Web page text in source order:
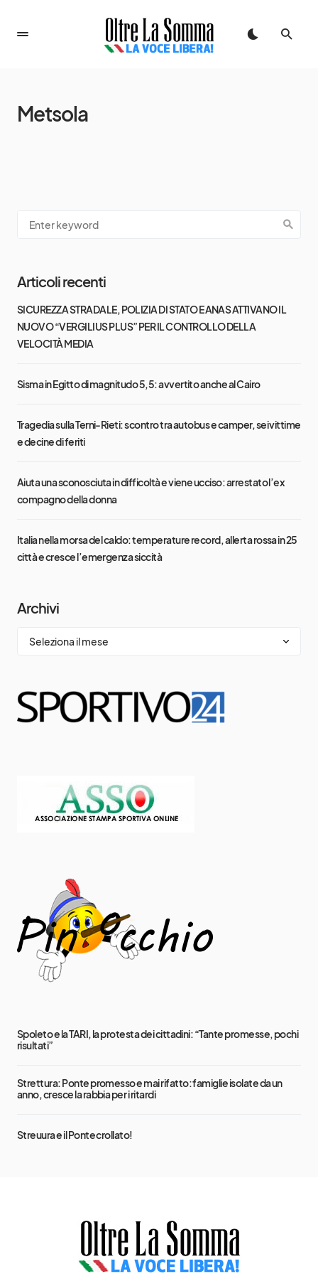
Metsola
Articoli recenti
SICUREZZA STRADALE, POLIZIA DI STATO E ANAS ATTIVANO IL
NUOVO “VERGILIUS PLUS” PER IL CONTROLLO DELLA
VELOCITÀ MEDIA
Sisma in Egitto di magnitudo 5,5: avvertito anche al Cairo
Tragedia sulla Terni-Rieti: scontro tra autobus e camper, sei vittime
e decine di feriti
Aiuta una sconosciuta in difficoltà e viene ucciso: arrestato l’ex
compagno della donna
Italia nella morsa del caldo: temperature record, allerta rossa in 25
città e cresce l’emergenza siccità
Archivi
Spoleto e la TARI, la protesta dei cittadini: “Tante promesse, pochi
risultati”
Strettura: Ponte promesso e mai rifatto: famiglie isolate da un
anno, cresce la rabbia per i ritardi
Streuura e il Ponte crollato!